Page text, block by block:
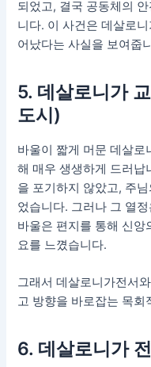
되었고, 결국 공동체의
니다. 이 사건은 데살로
어났다는 사실을 보여줍
5. 데살로니가
도시)
바울이 짧게 머문 데살로
해 매우 생생하게 드러납
을 포기하지 않았고, 주
었습니다. 그러나 그 열
바울은 편지를 통해 신앙
요를 느꼈습니다.
그래서 데살로니가전서
고 방향을 바로잡는 목회
6. 데살로니가